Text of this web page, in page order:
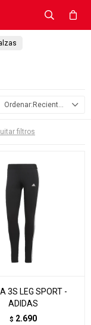
Recientes
filtros
3S LEG SPORT -
ADIDAS
$ 2.690